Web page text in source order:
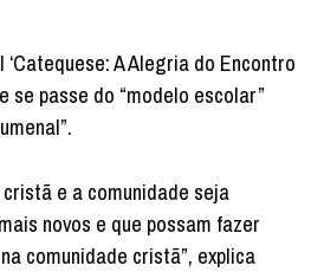
A Alegria do Encontro
se passe do “modelo escolar”
e a comunidade seja
novos e que possam fazer
comunidade cristã”, explica